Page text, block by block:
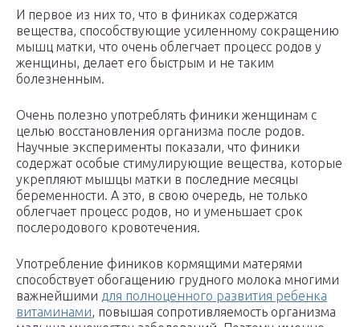
И первое из них то, что в финиках содержатся
вещества, способствующие усиленному сокращению
мышц матки, что очень облегчает процесс родов у
женщины, делает его быстрым и не таким
болезненным.
Очень полезно употреблять финики женщинам с
целью восстановления организма после родов.
Научные эксперименты показали, что финики
содержат особые стимулирующие вещества, которые
укрепляют мышцы матки в последние месяцы
беременности. А это, в свою очередь, не только
облегчает процесс родов, но и уменьшает срок
послеродового кровотечения.
Употребление фиников кормящими матерями
способствует обогащению грудного молока многими
важнейшими для полноценного развития ребенка
витаминами, повышая сопротивляемость организма